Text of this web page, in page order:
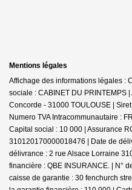
Mentions légales
Affichage des informations légales :
sociale : CABINET DU PRINTEMPS
Concorde - 31000 TOULOUSE |
Numero TVA Intracommunautaire :
Capital social : 10 000 | Assurance
310120170000018476 | Date de
délivrance : 2 rue Alsace Lorraine
financière : QBE INSURANCE. | N°
caisse de garantie : 30 fenchurch